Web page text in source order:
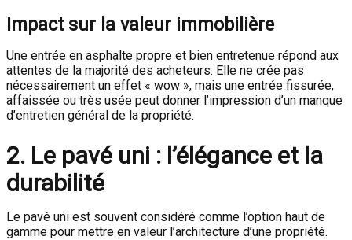
Impact sur la valeur immobilière
Une entrée en asphalte propre et bien entretenue répond aux
attentes de la majorité des acheteurs. Elle ne crée pas
nécessairement un effet « wow », mais une entrée fissurée,
affaissée ou très usée peut donner l’impression d’un manque
d’entretien général de la propriété.
2. Le pavé uni : l’élégance et la
durabilité
Le pavé uni est souvent considéré comme l’option haut de
gamme pour mettre en valeur l’architecture d’une propriété.